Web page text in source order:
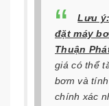
Lưu ý:
đặt máy
Thuận
giá có thể
bơm và
chính xác